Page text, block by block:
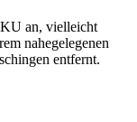
an, vielleicht
nahegelegenen
entfernt.